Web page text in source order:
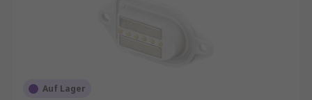
Auf Lager